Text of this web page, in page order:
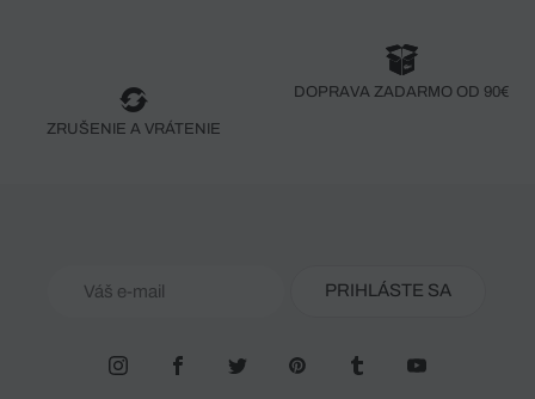
ZRUŠENIE A VRÁTENIE
DOPRAVA ZADARMO OD 90€
PRIHLÁSTE SA